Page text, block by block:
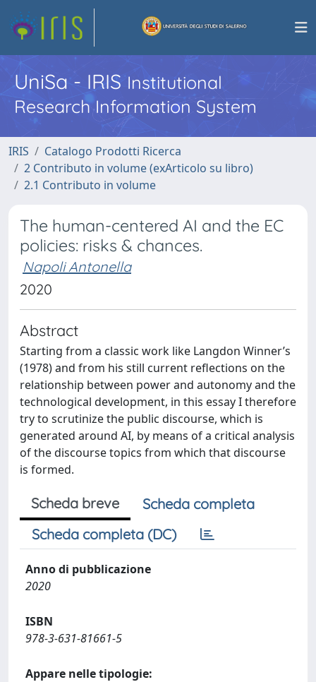
UniSa - IRISInstitutional
Research Information System
IRIS
Catalogo Prodotti Ricerca
2 Contributo in volume (exArticolo su libro)
2.1 Contributo in volume
The human-centered AI and the EC
policies: risks & chances.
Napoli Antonella
2020
Abstract
Starting from a classic work like Langdon Winner’s
(1978) and from his still current reflections on the
relationship between power and autonomy and the
technological development, in this essay I therefore
try to scrutinize the public discourse, which is
generated around AI, by means of a critical analysis
of the discourse topics from which that discourse
is formed.
Scheda breve
Scheda completa
Scheda completa (DC)
Anno di pubblicazione
2020
ISBN
978-3-631-81661-5
Appare nelle tipologie: